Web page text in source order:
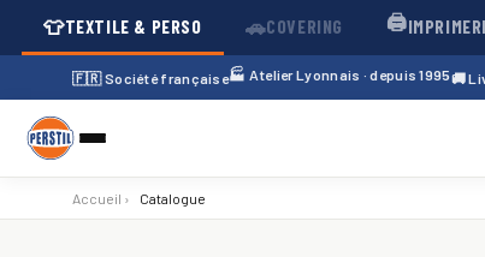
👕TEXTILE & PERSO 🚗COVERING 🖨️
🇫🇷 Société française🏭 Atelier Lyonnais · depuis 1995🚚
Accueil › Catalogue